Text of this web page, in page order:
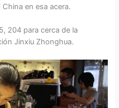
en esa acera.
204 para cerca de la
Jinxiu Zhonghua.